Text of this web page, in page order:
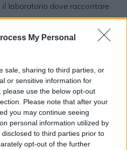
My Personal
sale, sharing to third parties, or
or sensitive information for
use the below opt-out
Please note that after your
you may continue seeing
personal information utilized by
to third parties prior to
opt-out of the further
laboratorio dove raccontare
piacerti
PUNTATA